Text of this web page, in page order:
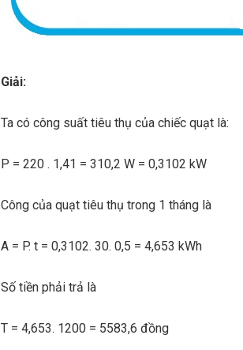
Giải:
Ta có công suất tiêu thụ của chiếc quạt là:
P = 220 . 1,41 = 310,2 W = 0,3102 kW
Công của quạt tiêu thụ trong 1 tháng là
A = P. t = 0,3102. 30. 0,5 = 4,653 kWh
Số tiền phải trả là
T = 4,653. 1200 = 5583,6 đồng